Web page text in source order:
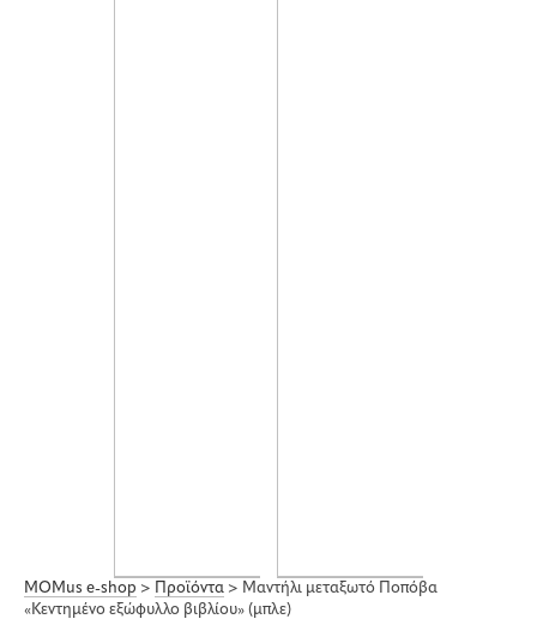
MOMus e-shop > Προϊόντα > Μαντήλι μεταξωτό Ποπόβα
«Κεντημένο εξώφυλλο βιβλίου» (μπλε)